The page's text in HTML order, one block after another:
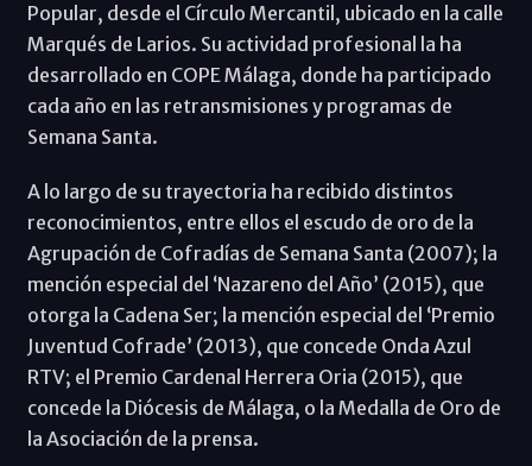
Popular, desde el Círculo Mercantil, ubicado en la calle
Marqués de Larios. Su actividad profesional la ha
desarrollado en COPE Málaga, donde ha participado
cada año en las retransmisiones y programas de
Semana Santa.
A lo largo de su trayectoria ha recibido distintos
reconocimientos, entre ellos el escudo de oro de la
Agrupación de Cofradías de Semana Santa (2007); la
mención especial del ‘Nazareno del Año’ (2015), que
otorga la Cadena Ser; la mención especial del ‘Premio
Juventud Cofrade’ (2013), que concede Onda Azul
RTV; el Premio Cardenal Herrera Oria (2015), que
concede la Diócesis de Málaga, o la Medalla de Oro de
la Asociación de la prensa.